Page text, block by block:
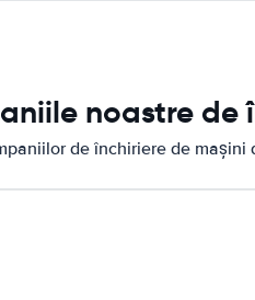
noastre de
de închiriere de mașini